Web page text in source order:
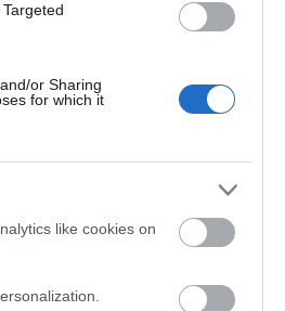
or Sharing
for which it
like cookies on